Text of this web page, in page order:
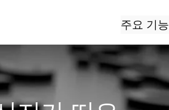
주요 기능